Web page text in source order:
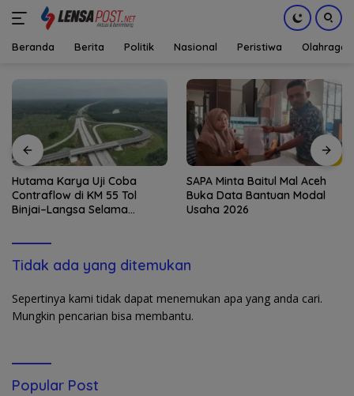
konten
Beranda Berita Politik Nasional Peristiwa Olahraga
Hutama Karya Uji Coba
Contraflow di KM 55 Tol
Binjai–Langsa Selama
SAPA Minta Baitul Mal Aceh
Buka Data Bantuan Modal
Usaha 2026
Tidak ada yang ditemukan
Sepertinya kami tidak dapat menemukan apa yang anda cari.
Mungkin pencarian bisa membantu.
Popular Post